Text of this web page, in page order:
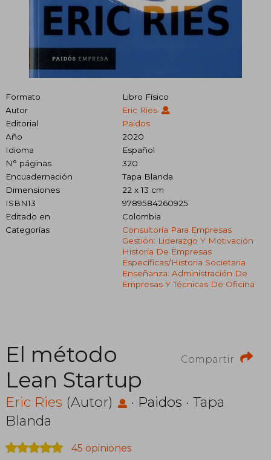
Formato
Libro Físico
Autor
Eric Ries
Editorial
Paidos
Año
2020
Idioma
Español
N° páginas
320
Encuadernación
Tapa Blanda
Dimensiones
22 x 13 cm
ISBN13
9789584260925
Editado en
Colombia
Categorías
Consultoría Para Empresas
Gestión: Liderazgo Y Motivación
Historia De Empresas
Específicas/historia Societaria
Enseñanza: Administración De
Empresas Y Técnicas De Oficina
Compartir
El método
Lean Startup
Eric Ries (Autor) · Paidos · Tapa
Blanda
45 opiniones